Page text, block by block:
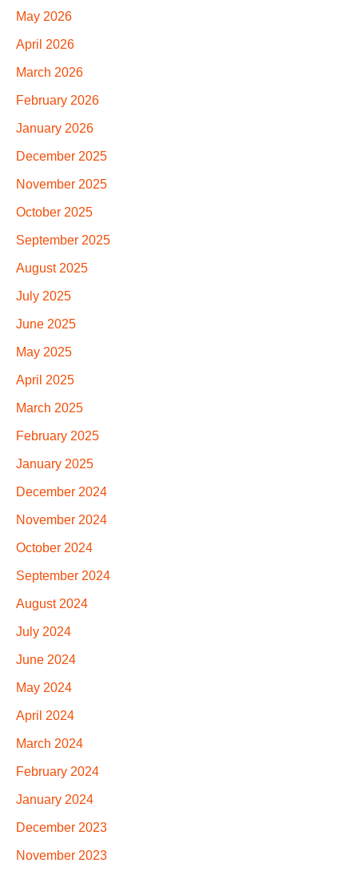
May 2026
April 2026
March 2026
February 2026
January 2026
December 2025
November 2025
October 2025
September 2025
August 2025
July 2025
June 2025
May 2025
April 2025
March 2025
February 2025
January 2025
December 2024
November 2024
October 2024
September 2024
August 2024
July 2024
June 2024
May 2024
April 2024
March 2024
February 2024
January 2024
December 2023
November 2023